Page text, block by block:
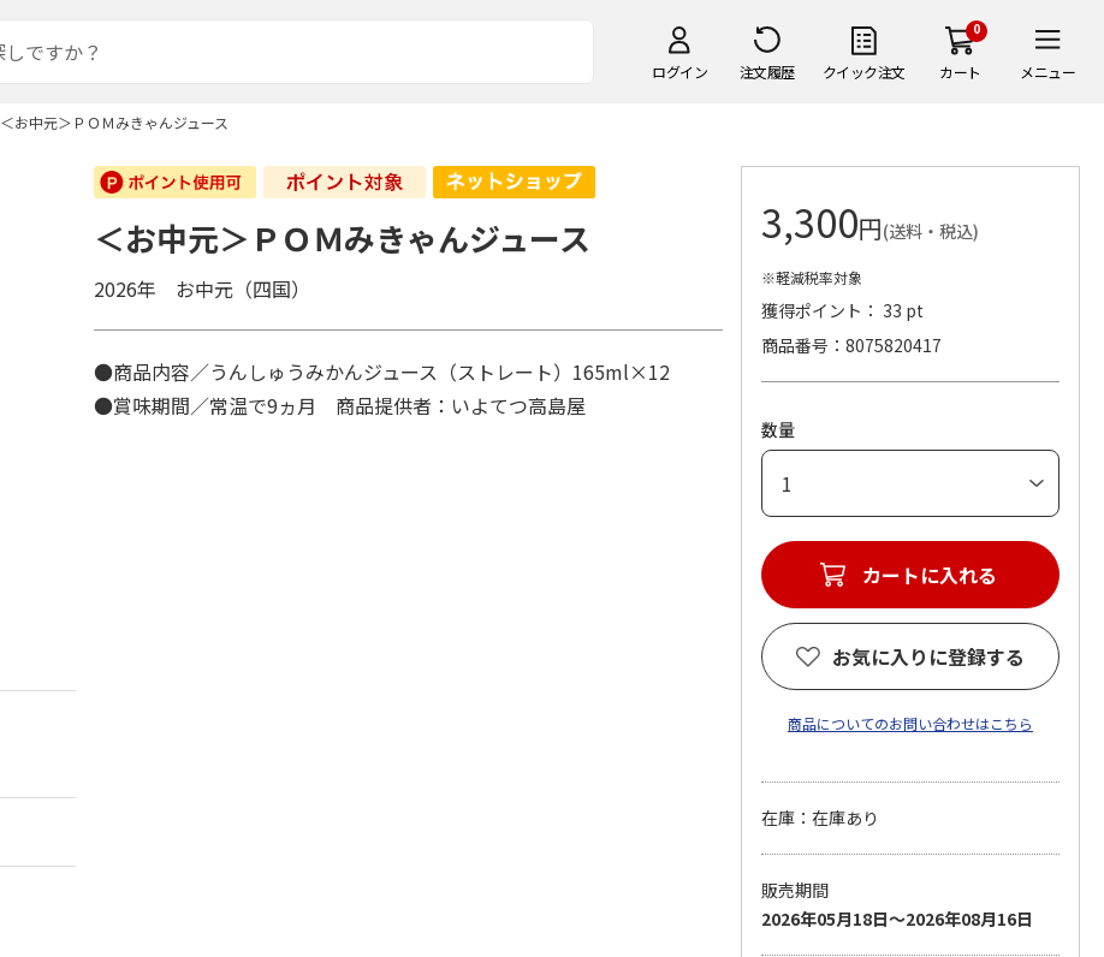
ログイン 注文履歴 クイック注文
0
カート メニュー
＜お中元＞ＰＯＭみきゃんジュース
＜お中元＞ＰＯＭみきゃんジュース
2026年 お中元（四国）
●商品内容／うんしゅうみかんジュース（ストレート）165ml×12
●賞味期間／常温で9ヵ月 商品提供者：いよてつ高島屋
3,300円(送料・税込)
※軽減税率対象
獲得ポイント： 33 pt
商品番号
8075820417
数量
カートに入れる
お気に入りに登録する
商品についてのお問い合わせはこちら
在庫：在庫あり
販売期間
2026年05月18日～2026年08月16日